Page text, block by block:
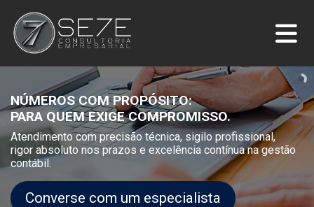
NÚMEROS COM PROPÓSITO:
PARA QUEM EXIGE COMPROMISSO.
Atendimento com precisão técnica, sigilo profissional,
rigor absoluto nos prazos e excelência contínua na gestão
contábil.
Converse com um especialista